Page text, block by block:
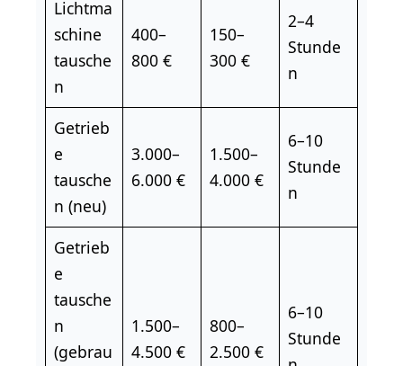
Lichtma
schine
tausche
n
400–
800 €
150–
300 €
2–4
Stunde
n
Getrieb
e
tausche
n (neu)
3.000–
6.000 €
1.500–
4.000 €
6–10
Stunde
n
Getrieb
e
tausche
n
(gebrau
1.500–
4.500 €
800–
2.500 €
6–10
Stunde